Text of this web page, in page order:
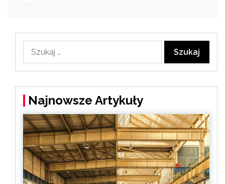
Najnowsze Artykuły